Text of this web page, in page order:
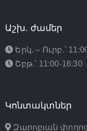
Աշխ. ժամեր
Երկ. – Ուրբ.՝
Շբթ.՝ 11:00-16:30
Կոնտակտներ
Զարոբյան